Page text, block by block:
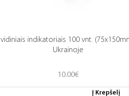
indikatoriais 100 vnt.
Ukrainoje
10.00€
Į Krepšelį